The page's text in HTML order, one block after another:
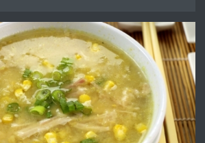
АПАРТАМЕНТ В ЦЕНТЪРА НА ГР.
ХАСКОВО
преди 4 дни
Давам гараж под наем